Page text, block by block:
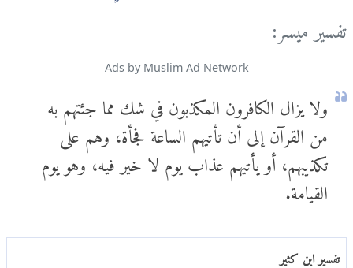
تفسير ميسر:
Ads by Muslim Ad Network
ولا يزال الكافرون المكذبون في شك مما جئتهم به
من القرآن إلى أن تأتيهم الساعة فجأة، وهم على
تكذيبهم، أو يأتيهم عذاب يوم لا خير فيه، وهو يوم
القيامة.
تفسير ابن كثير